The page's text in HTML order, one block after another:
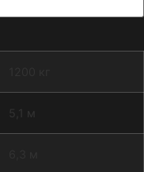
5,1 м